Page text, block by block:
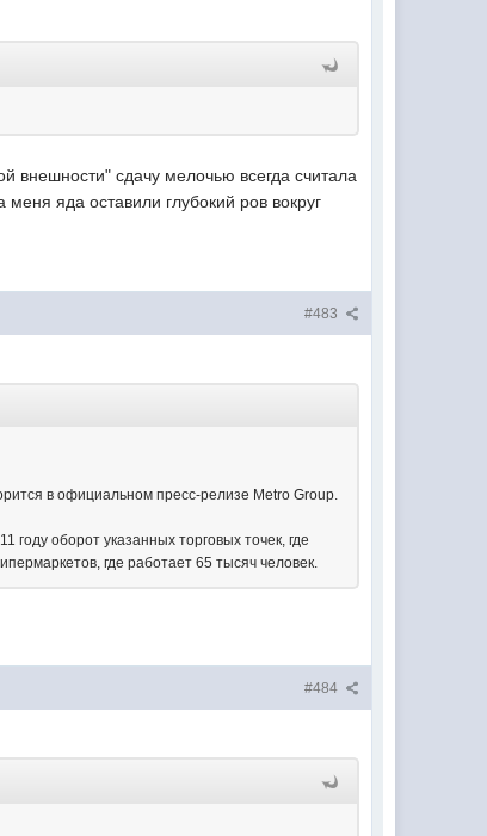
внешности" сдачу мелочью всегда считала
яда оставили глубокий ров вокруг
#483
в официальном пресс-релизе Metro Group.
оборот указанных торговых точек, где
где работает 65 тысяч человек.
#484